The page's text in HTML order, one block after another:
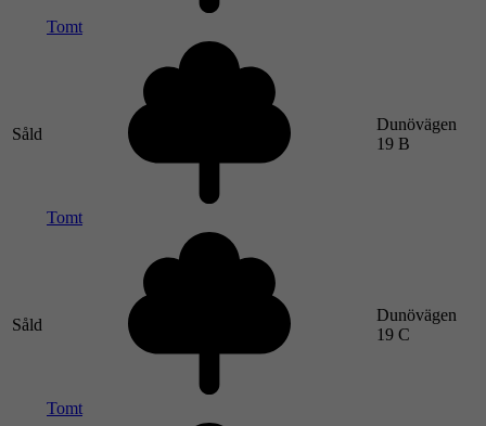
Tomt
Såld
Tomt
Dunövägen
19 B
Såld
Tomt
Dunövägen
19 C